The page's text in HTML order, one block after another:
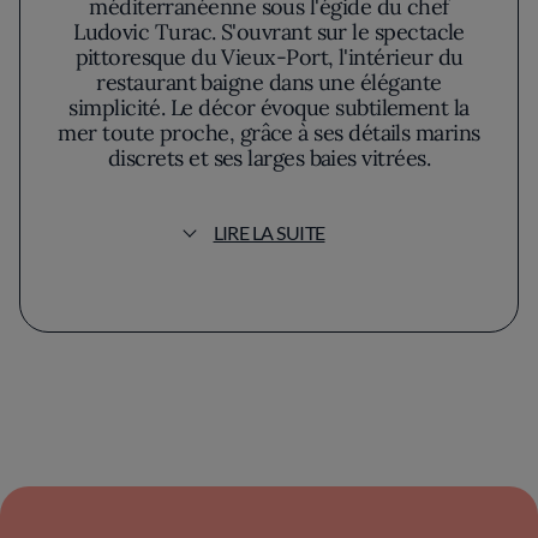
méditerranéenne sous l'égide du chef
Ludovic Turac. S'ouvrant sur le spectacle
pittoresque du Vieux-Port, l'intérieur du
restaurant baigne dans une élégante
simplicité. Le décor évoque subtilement la
mer toute proche, grâce à ses détails marins
discrets et ses larges baies vitrées.
de ce lieu étoilé se distingue par une fusion
établissements, le chef privilégie la
côtoie des légumes sublimés par des herbes
LIRE LA SUITE